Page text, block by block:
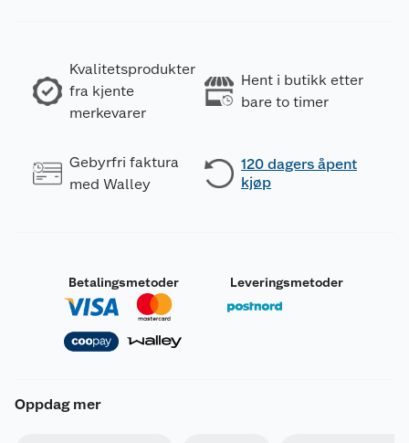
Kvalitetsprodukter
fra kjente
merkevarer
Hent i butikk etter
bare to timer
Gebyrfri faktura
med Walley
120 dagers åpent
kjøp
Betalingsmetoder Leveringsmetoder
Oppdag mer